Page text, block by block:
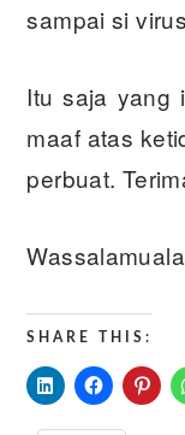
sampai si
Itu saja yang
maaf atas
perbuat.
SHARE THIS: